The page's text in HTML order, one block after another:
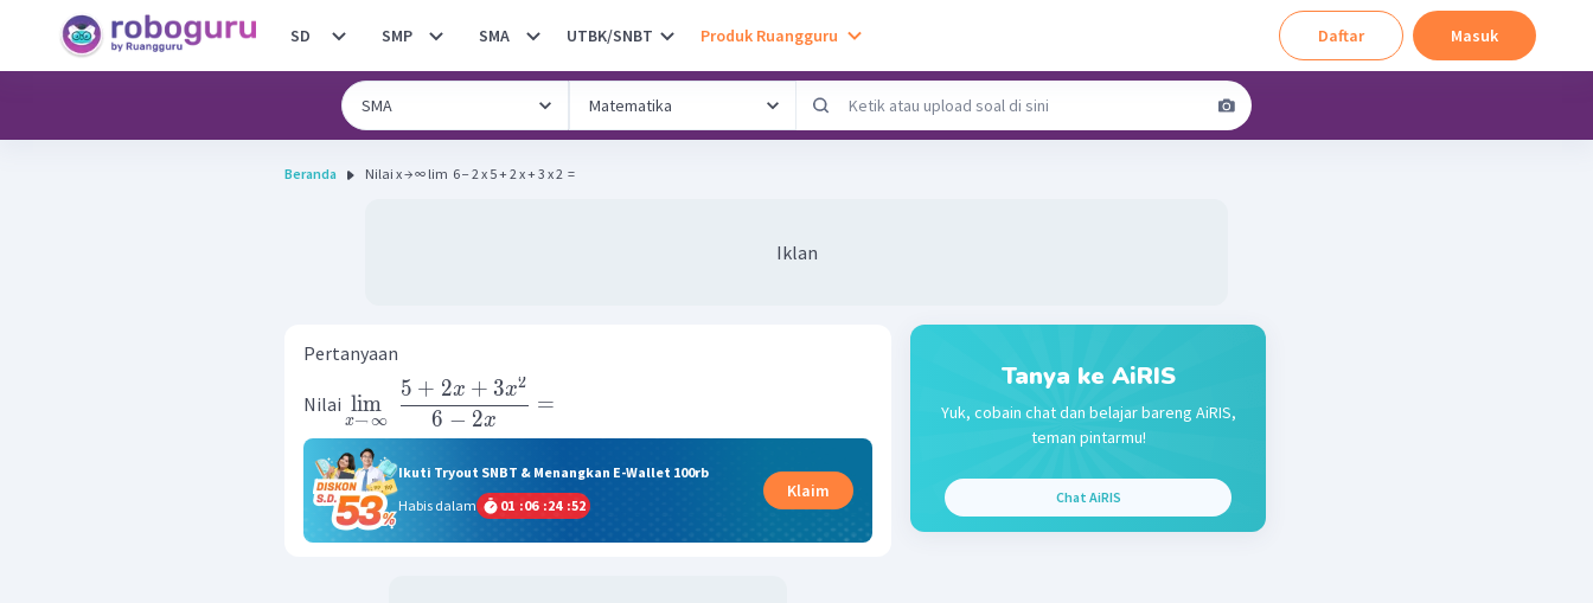
SD SMP SMA UTBK/SNBT Produk Ruangguru Daftar Masuk
Beranda Nilai x → ∞ lim ​ 6 − 2 x 5 + 2 x + 3 x 2 ​ =
Iklan
Pertanyaan
Nilai
x→∞
lim
6 − 2x
5 + 2x + 3x2
=
Ikuti Tryout SNBT & Menangkan E-Wallet 100rb
Habis dalam
01 :06 :24 :51
Klaim
Tanya ke AiRIS
Yuk, cobain chat dan belajar bareng AiRIS,
teman pintarmu!
Chat AiRIS